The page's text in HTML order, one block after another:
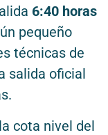
6:40 horas
pequeño
técnicas de
salida oficial
cota nivel del